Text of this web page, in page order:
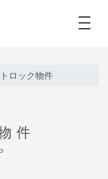
ロック物件
件